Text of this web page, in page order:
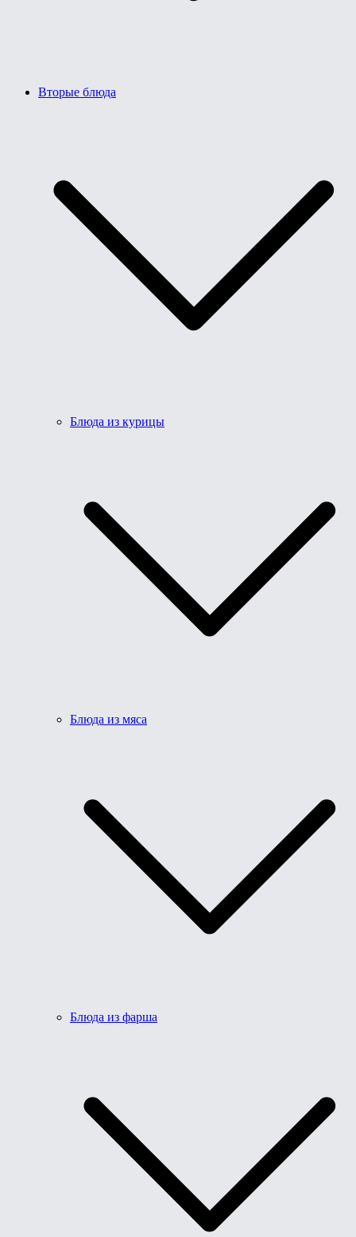
Вторые блюда
Блюда из курицы
Блюда из мяса
Блюда из фарша